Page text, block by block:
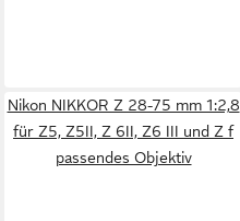
Nikon NIKKOR Z 28-75 mm 1:2,8
für Z5, Z5II, Z 6II, Z6 III und Z f
passendes Objektiv